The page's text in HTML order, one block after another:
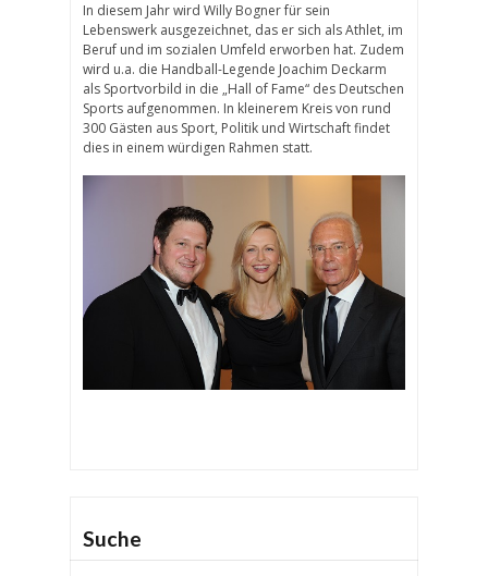
In diesem Jahr wird Willy Bogner für sein
Lebenswerk ausgezeichnet, das er sich als Athlet, im
Beruf und im sozialen Umfeld erworben hat. Zudem
wird u.a. die Handball-Legende Joachim Deckarm
als Sportvorbild in die „Hall of Fame“ des Deutschen
Sports aufgenommen. In kleinerem Kreis von rund
300 Gästen aus Sport, Politik und Wirtschaft findet
dies in einem würdigen Rahmen statt.
Suche